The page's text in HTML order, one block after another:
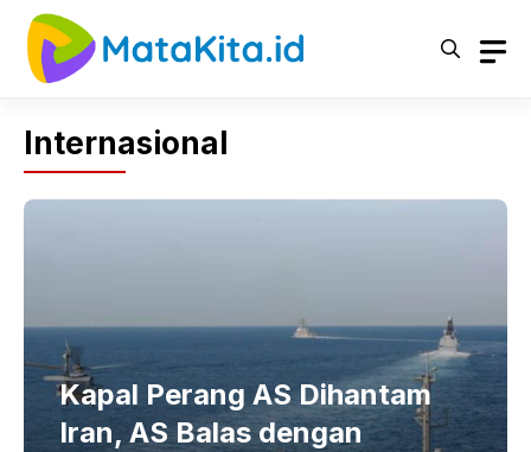
Langsung
Internasional
Kapal Perang AS Dihantam
Iran, AS Balas dengan